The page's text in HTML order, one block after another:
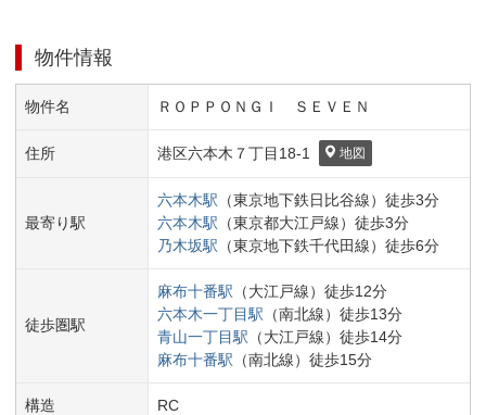
物件情報
物件名 ＲＯＰＰＯＮＧＩ ＳＥＶＥＮ
住所 港区六本木７丁目 18-1 地図
最寄り駅
六本木駅 （東京地下鉄日比谷線） 徒歩3分
六本木駅 （東京都大江戸線） 徒歩3分
乃木坂駅 （東京地下鉄千代田線） 徒歩6分
徒歩圏駅
麻布十番駅 （大江戸線） 徒歩12分
六本木一丁目駅 （南北線） 徒歩13分
青山一丁目駅 （大江戸線） 徒歩14分
麻布十番駅 （南北線） 徒歩15分
構造 RC